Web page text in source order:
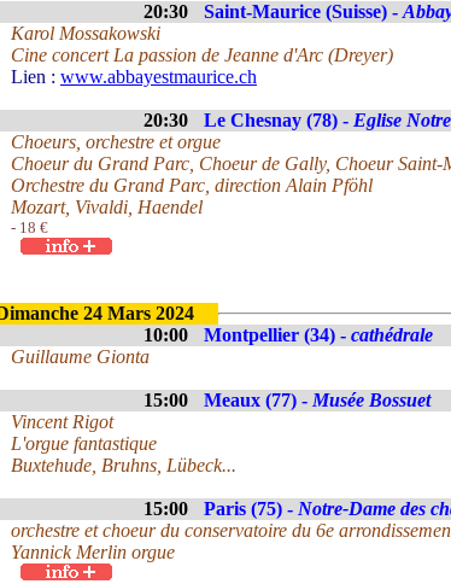
20:30 Saint-Maurice (Suisse) -
Karol Mossakowski
Cine concert La passion de Jeanne d'Arc (Dreyer)
Lien : www.abbayestmaurice.ch
20:30 Le Chesnay (78) - Eglise
Choeurs, orchestre et orgue
Choeur du Grand Parc, Choeur de Gally, Choeur Saint-
Orchestre du Grand Parc, direction Alain Pföhl
Mozart, Vivaldi, Haendel
- 18 €
24 Mars 2024
10:00
Montpellier (34) - cathédrale
Guillaume Gionta
15:00 Meaux (77) - Musée Bossuet
Vincent Rigot
L'orgue fantastique
Buxtehude, Bruhns, Lübeck...
15:00 Paris (75) - Notre-Dame des
orchestre et choeur du conservatoire du 6e
Yannick Merlin orgue